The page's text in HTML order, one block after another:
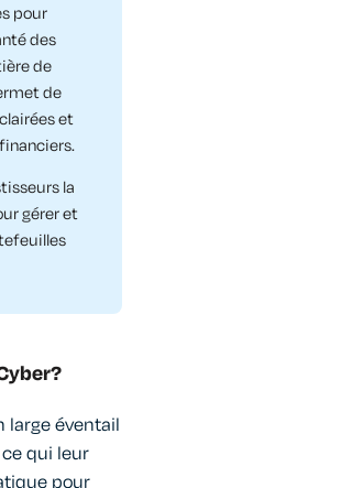
pour
des
de
de
et
la
gérer et
large éventail
qui leur